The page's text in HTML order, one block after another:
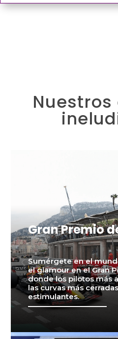
Gran Premio
Sumérgete en el
el glamour en el Gran
donde los pilotos más
las curvas más
estimulantes.